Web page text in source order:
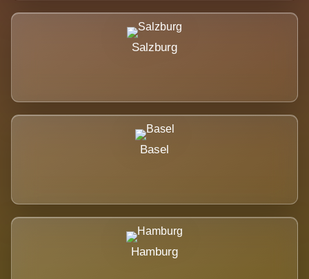
Salzburg
Basel
Hamburg